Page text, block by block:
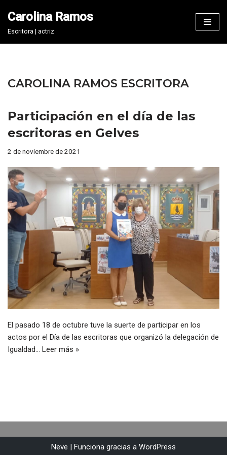
Saltar
Carolina Ramos
Escritora | actriz
CAROLINA RAMOS ESCRITORA
Participación en el día de las
escritoras en Gelves
2 de noviembre de 2021
El pasado 18 de octubre tuve la suerte de participar en los
actos por el Día de las escritoras que organizó la delegación de
Igualdad… Leer más »
Neve | Funciona gracias a WordPress